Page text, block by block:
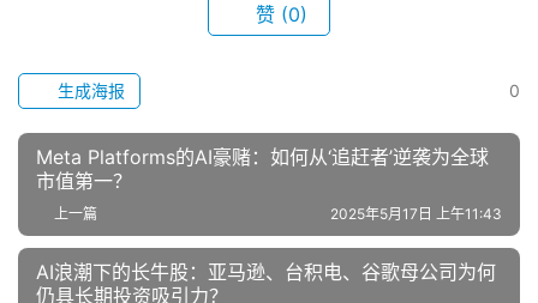
赞 (0)
0
生成海报
Meta Platforms的AI豪赌：如何从‘追赶者’逆袭为全球
市值第一？
上一篇 2025年5月17日 上午11:43
AI浪潮下的长牛股：亚马逊、台积电、谷歌母公司为何
仍具长期投资吸引力？